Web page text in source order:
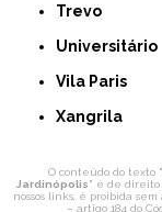
Trevo
Universitário
Vila Paris
Xangrila
O conteúdo do texto "
Jardinópolis" é de direito
nossos links, é proibida
– artigo 184 do